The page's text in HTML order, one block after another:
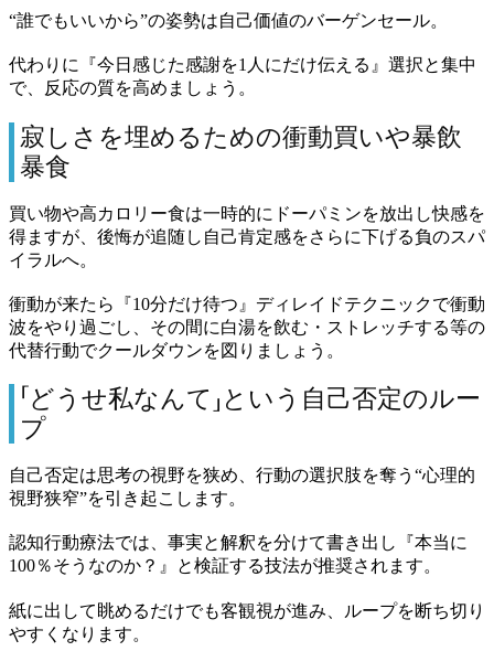
“誰でもいいから”の姿勢は自己価値のバーゲンセール。
代わりに『今日感じた感謝を1人にだけ伝える』選択と集中
で、反応の質を高めましょう。
寂しさを埋めるための衝動買いや暴飲
暴食
買い物や高カロリー食は一時的にドーパミンを放出し快感を
得ますが、後悔が追随し自己肯定感をさらに下げる負のスパ
イラルへ。
衝動が来たら『10分だけ待つ』ディレイドテクニックで衝動
波をやり過ごし、その間に白湯を飲む・ストレッチする等の
代替行動でクールダウンを図りましょう。
「どうせ私なんて」という自己否定のルー
プ
自己否定は思考の視野を狭め、行動の選択肢を奪う“心理的
視野狭窄”を引き起こします。
認知行動療法では、事実と解釈を分けて書き出し『本当に
100％そうなのか？』と検証する技法が推奨されます。
紙に出して眺めるだけでも客観視が進み、ループを断ち切り
やすくなります。